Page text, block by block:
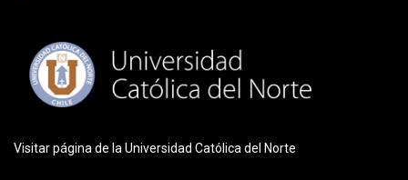
Visitar página de la Universidad Católica del Norte